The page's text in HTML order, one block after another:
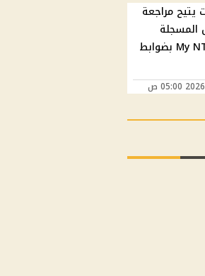
يتيح مراجعة
المسجلة
باسمك عبر My NTRA بضوابط